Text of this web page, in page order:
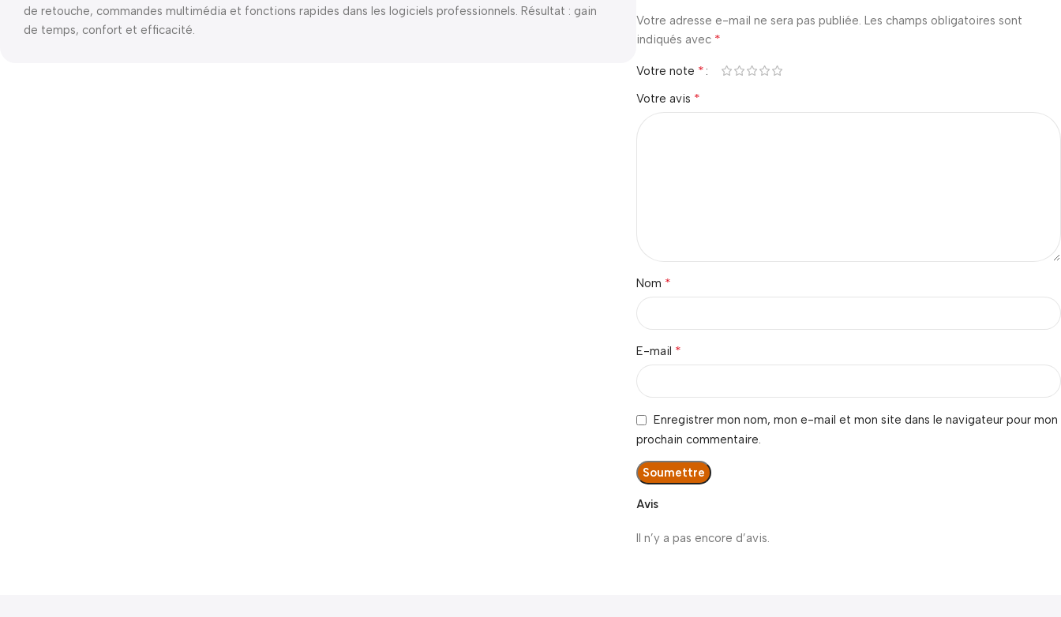
de retouche, commandes multimédia et fonctions rapides dans les logiciels professionnels. Résultat : gain
de temps, confort et efficacité.
Avis
Il n’y a pas encore d’avis.
Votre adresse e-mail ne sera pas publiée. Les champs obligatoires sont
indiqués avec *
Votre note *
Votre avis *
Nom *
E-mail *
Enregistrer mon nom, mon e-mail et mon site dans le navigateur pour mon
prochain commentaire.